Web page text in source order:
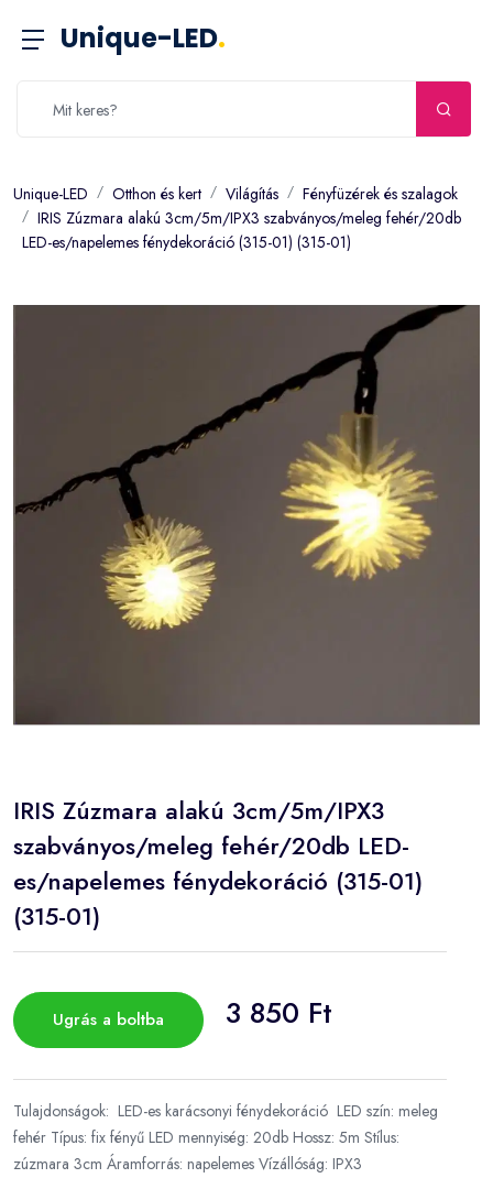
Unique-LED.
Unique-LED Otthon és kert Világítás
Fényfüzérek és szalagok
IRIS Zúzmara alakú 3cm/5m/IPX3 szabványos/meleg fehér/20db
LED-es/napelemes fénydekoráció (315-01) (315-01)
IRIS Zúzmara alakú 3cm/5m/IPX3
szabványos/meleg fehér/20db LED-
es/napelemes fénydekoráció (315-01)
(315-01)
Ugrás a boltba 3 850 Ft
Tulajdonságok: LED-es karácsonyi fénydekoráció LED szín: meleg
fehér Típus: fix fényű LED mennyiség: 20db Hossz: 5m Stílus:
zúzmara 3cm Áramforrás: napelemes Vízállóság: IPX3